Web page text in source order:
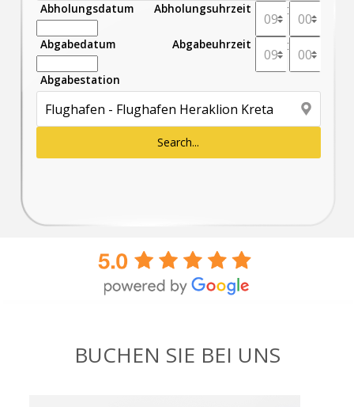
Abholungsdatum Abholungsuhrzeit :
Abgabedatum Abgabeuhrzeit :
Abgabestation
BUCHEN SIE BEI ​​UNS